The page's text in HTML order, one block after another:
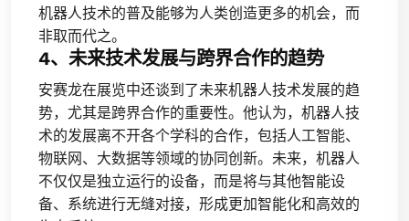
机器人技术的普及能够为人类创造更多的机会，而
非取而代之。
4、未来技术发展与跨界合作的趋势
安赛龙在展览中还谈到了未来机器人技术发展的趋
势，尤其是跨界合作的重要性。他认为，机器人技
术的发展离不开各个学科的合作，包括人工智能、
物联网、大数据等领域的协同创新。未来，机器人
不仅仅是独立运行的设备，而是将与其他智能设
备、系统进行无缝对接，形成更加智能化和高效的